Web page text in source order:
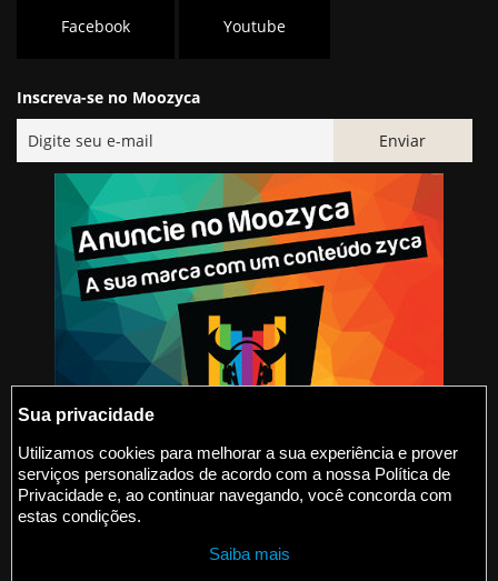
Facebook Youtube
Inscreva-se no Moozyca
@2015-2026 Moozyca
Sua privacidade
Utilizamos cookies para melhorar a sua experiência e prover
serviços personalizados de acordo com a nossa Política de
Privacidade e, ao continuar navegando, você concorda com
estas condições.
Saiba mais